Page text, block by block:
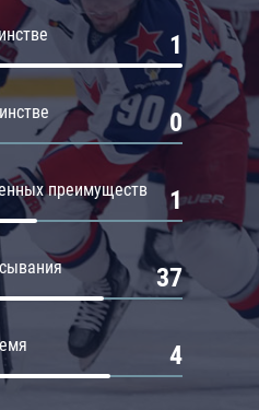
1
0
преимуществ 1
37
4